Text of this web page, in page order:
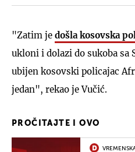
"Zatim je došla kosovska
ukloni i dolazi do sukoba sa
ubijen kosovski policajac
jedan", rekao je Vučić.
PROČITAJTE I OVO